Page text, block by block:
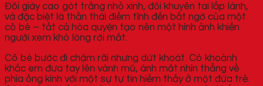
Đôi giày cao gót trắng nhỏ xinh, đôi khuyên tai lấp lánh,
và đặc biệt là thần thái điềm tĩnh đến bất ngờ của một
cô bé – tất cả hòa quyện tạo nên một hình ảnh khiến
người xem khó lòng rời mắt.
Cô bé bước đi chậm rãi nhưng dứt khoát. Có khoảnh
khắc em đưa tay lên vành mũ, ánh mắt nhìn thẳng về
phía ống kính với một sự tự tin hiếm thấy ở một đứa trẻ.